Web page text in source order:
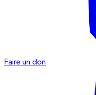
Faire un don